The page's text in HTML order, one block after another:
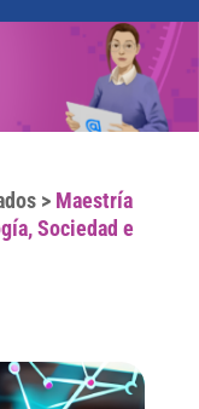
> Maestría
Sociedad e